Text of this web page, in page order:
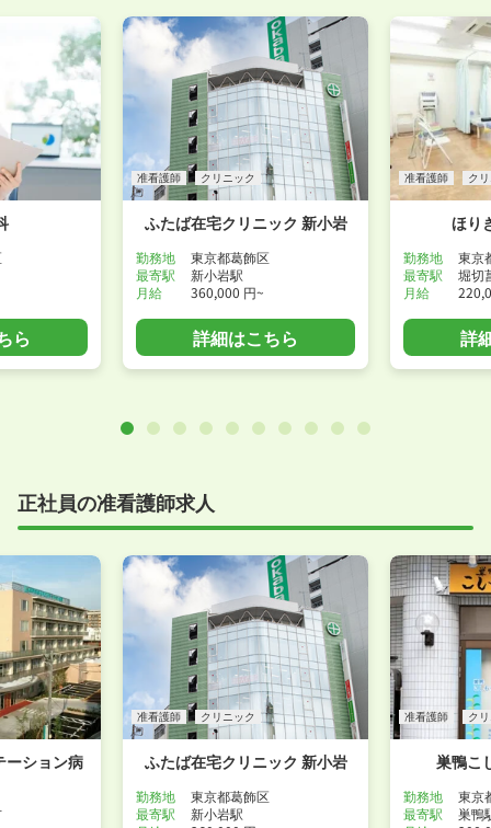
ら
准看護師 クリニック
ふたば在宅クリニック 新小岩
勤務地
東京都葛飾区
最寄駅
新小岩駅
月給
360,000 円~
詳細はこちら
准看護師 ク
ほり
勤務地
東京
最寄駅
堀切
月給
詳
正社員の准看護師求人
ーション病
准看護師 クリニック
ふたば在宅クリニック 新小岩
勤務地
東京都葛飾区
最寄駅
新小岩駅
准看護師 ク
巣鴨こ
勤務地
東京
最寄駅
巣鴨